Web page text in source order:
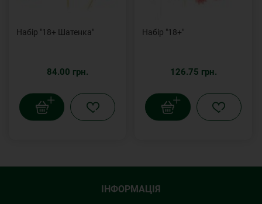
Набір "18+ Шатенка"
84.00 грн.
Набір "18+"
126.75 грн.
ІНФОРМАЦІЯ